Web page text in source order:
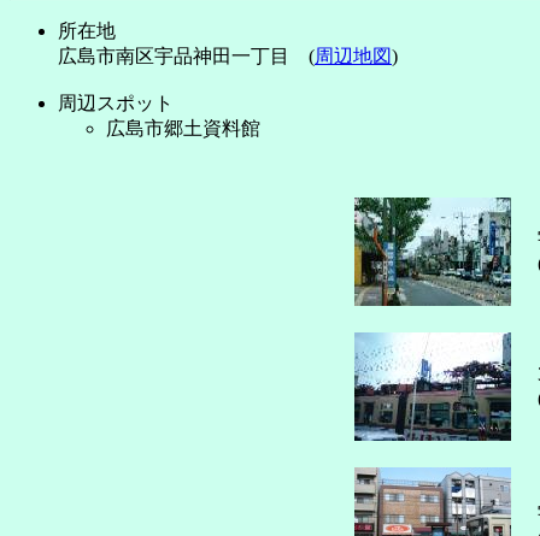
所在地
広島市南区宇品神田一丁目 (周辺地図)
周辺スポット
広島市郷土資料館